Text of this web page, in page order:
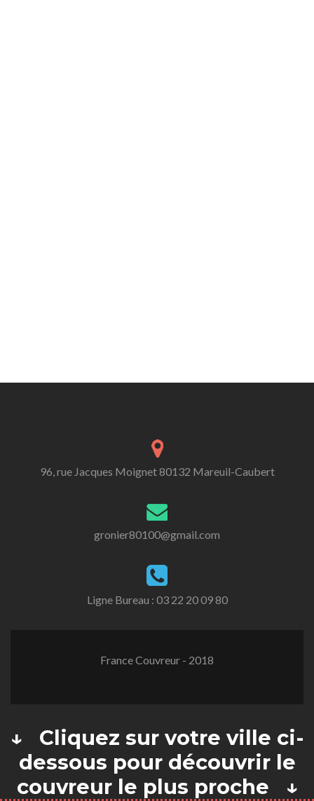
96, rue Jacques Moignet 80132 Mareuil-Caubert
gronier80100@gmail.com
Ligne Bureau : 03 22 20 09 80
France Couvreur - 2018
↓ Cliquez sur votre ville ci-
dessous pour découvrir le
couvreur le plus proche ↓